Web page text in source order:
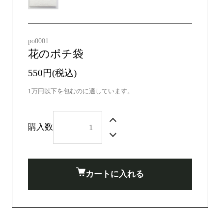
po0001
花のポチ袋
550円(税込)
1万円以下を包むのに適しています。
購入数
カートに入れる